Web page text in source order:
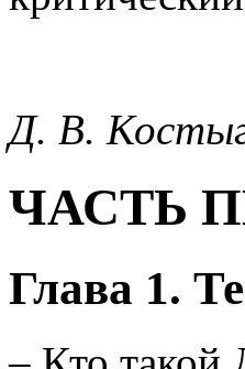
Д. В.
ЧАСТЬ
Глава 1.